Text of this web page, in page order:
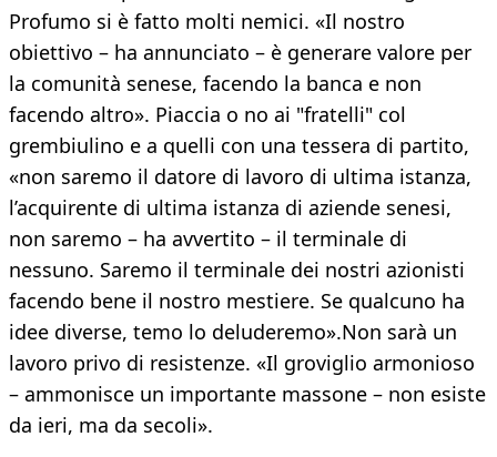
Profumo si è fatto molti nemici. «Il nostro
obiettivo – ha annunciato – è generare valore per
la comunità senese, facendo la banca e non
facendo altro». Piaccia o no ai "fratelli" col
grembiulino e a quelli con una tessera di partito,
«non saremo il datore di lavoro di ultima istanza,
l’acquirente di ultima istanza di aziende senesi,
non saremo – ha avvertito – il terminale di
nessuno. Saremo il terminale dei nostri azionisti
facendo bene il nostro mestiere. Se qualcuno ha
idee diverse, temo lo deluderemo».Non sarà un
lavoro privo di resistenze. «Il groviglio armonioso
– ammonisce un importante massone – non esiste
da ieri, ma da secoli».